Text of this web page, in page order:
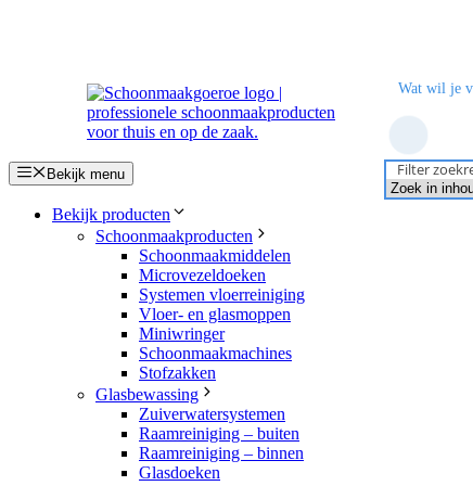
Filter
Bekijk menu
Bekijk producten
Schoonmaakproducten
Schoonmaakmiddelen
Microvezeldoeken
Systemen vloerreiniging
Vloer- en glasmoppen
Miniwringer
Schoonmaakmachines
Stofzakken
Glasbewassing
Zuiverwatersystemen
Raamreiniging – buiten
Raamreiniging – binnen
Glasdoeken